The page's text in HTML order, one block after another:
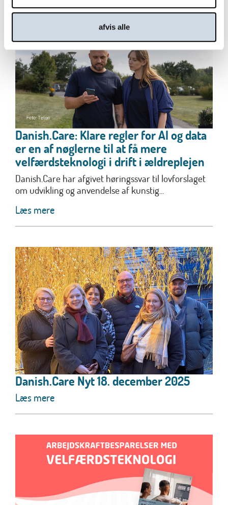
afvis alle
Danish.Care: Klare regler for AI og data
er en af nøglerne til at få mere
velfærdsteknologi i drift i ældreplejen
Danish.Care har afgivet høringssvar til lovforslaget
om udvikling og anvendelse af kunstig...
Læs mere
Danish.Care Nyt 18. december 2025
Læs mere